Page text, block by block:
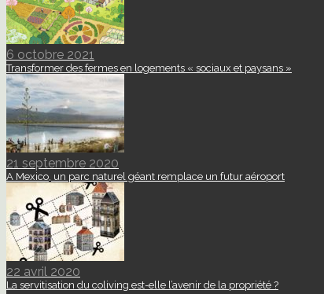
6 octobre 2021
Transformer des fermes en logements « sociaux et paysans »
21 septembre 2020
A Mexico, un parc naturel géant remplace un futur aéroport
22 avril 2020
La servitisation du coliving est-elle l’avenir de la propriété ?